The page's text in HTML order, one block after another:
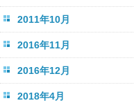
2011年10月
2016年11月
2016年12月
2018年4月